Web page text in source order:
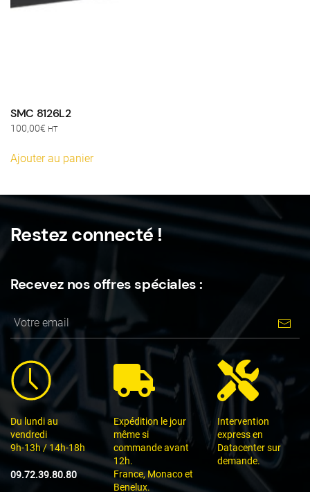
SMC 8126L2
100,00€ HT
Ajouter au panier
Restez connecté !
Recevez nos offres spéciales :
Du lundi au
vendredi
9h-13h / 14h-18h
09.72.39.80.80
Expédition le jour
même si
commande avant
12h.
France, Monaco et
Benelux.
Intervention
express en
Datacenter sur
demande.